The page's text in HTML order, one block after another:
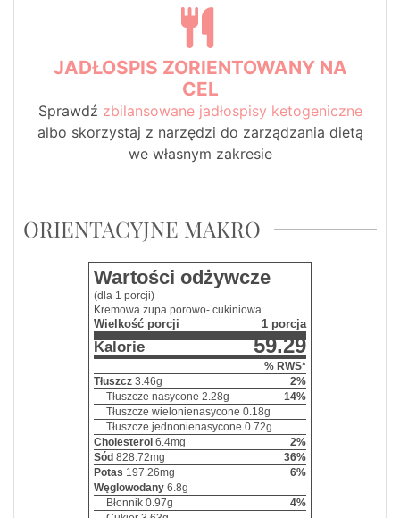
JADŁOSPIS ZORIENTOWANY NA
CEL
Sprawdź zbilansowane jadłospisy ketogeniczne
albo skorzystaj z narzędzi do zarządzania dietą
we własnym zakresie
ORIENTACYJNE MAKRO
Wartości odżywcze
(dla 1 porcji)
Kremowa zupa porowo- cukiniowa
Wielkość porcji 1 porcja
Kalorie 59.29
% RWS*
Tłuszcz 3.46g 2%
Tłuszcze nasycone 2.28g 14%
Tłuszcze wielonienasycone 0.18g
Tłuszcze jednonienasycone 0.72g
Cholesterol 6.4mg 2%
Sód 828.72mg 36%
Potas 197.26mg 6%
Węglowodany 6.8g
Błonnik 0.97g 4%